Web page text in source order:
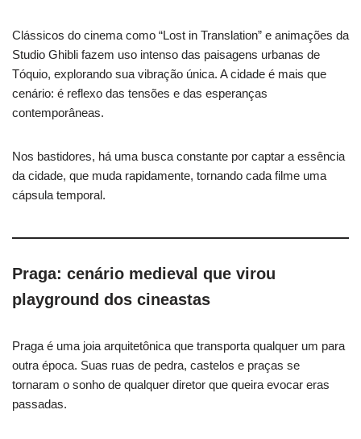
Clássicos do cinema como “Lost in Translation” e animações da
Studio Ghibli fazem uso intenso das paisagens urbanas de
Tóquio, explorando sua vibração única. A cidade é mais que
cenário: é reflexo das tensões e das esperanças
contemporâneas.
Nos bastidores, há uma busca constante por captar a essência
da cidade, que muda rapidamente, tornando cada filme uma
cápsula temporal.
Praga: cenário medieval que virou
playground dos cineastas
Praga é uma joia arquitetônica que transporta qualquer um para
outra época. Suas ruas de pedra, castelos e praças se
tornaram o sonho de qualquer diretor que queira evocar eras
passadas.